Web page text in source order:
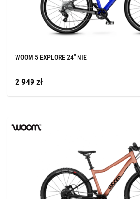
WOOM 5 EXPLORE 24" NIE
2 949 zł